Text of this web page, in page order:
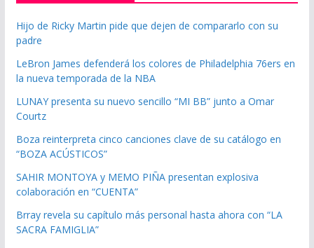
Hijo de Ricky Martin pide que dejen de compararlo con su
padre
LeBron James defenderá los colores de Philadelphia 76ers en
la nueva temporada de la NBA
LUNAY presenta su nuevo sencillo “MI BB” junto a Omar
Courtz
Boza reinterpreta cinco canciones clave de su catálogo en
“BOZA ACÚSTICOS”
SAHIR MONTOYA y MEMO PIÑA presentan explosiva
colaboración en “CUENTA”
Brray revela su capítulo más personal hasta ahora con “LA
SACRA FAMIGLIA”